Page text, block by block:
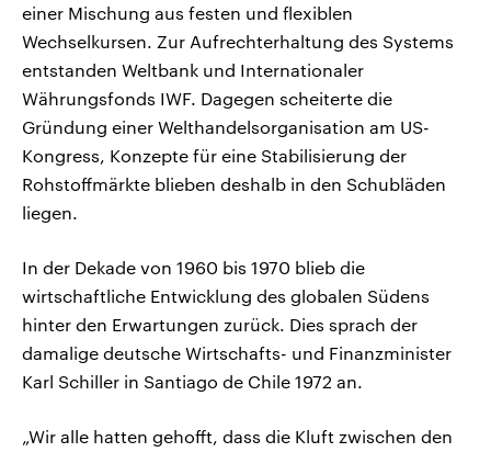
einer Mischung aus festen und flexiblen
Wechselkursen. Zur Aufrechterhaltung des Systems
entstanden Weltbank und Internationaler
Währungsfonds IWF. Dagegen scheiterte die
Gründung einer Welthandelsorganisation am US-
Kongress, Konzepte für eine Stabilisierung der
Rohstoffmärkte blieben deshalb in den Schubläden
liegen.
In der Dekade von 1960 bis 1970 blieb die
wirtschaftliche Entwicklung des globalen Südens
hinter den Erwartungen zurück. Dies sprach der
damalige deutsche Wirtschafts- und Finanzminister
Karl Schiller in Santiago de Chile 1972 an.
„Wir alle hatten gehofft, dass die Kluft zwischen den